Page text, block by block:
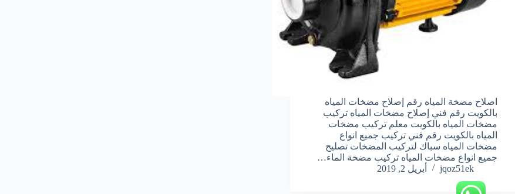
اصلاح مضخة المياه رقم إصلاح مضخات المياه
بالكويت رقم فني إصلاح مضخات المياه تركيب
مضخات المياه بالكويت معلم تركيب مضخات
المياه بالكويت رقم فني تركيب جميع انواع
مضخات المياه سباك لتركيب المضخات تصليح
جميع انواع مضخات المياه تركيب مضخة الماء…
jqoz51ek
أبريل 2, 2019